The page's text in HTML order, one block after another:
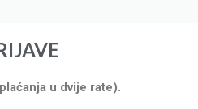
u dvije rate).